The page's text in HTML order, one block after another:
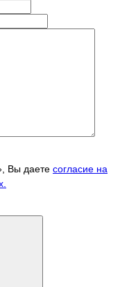
Вы даете согласие на